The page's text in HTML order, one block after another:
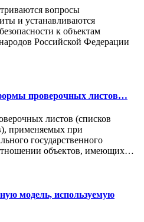
вопросы
и устанавливаются
к объектам
Российской Федерации
проверочных листов…
листов (списков
применяемых при
государственного
объектов, имеющих…
модель, используемую